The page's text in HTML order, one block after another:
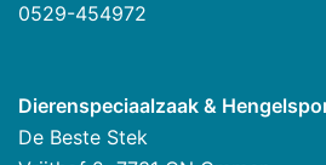
0529-454972
Dierenspeciaalzaak &
De Beste Stek